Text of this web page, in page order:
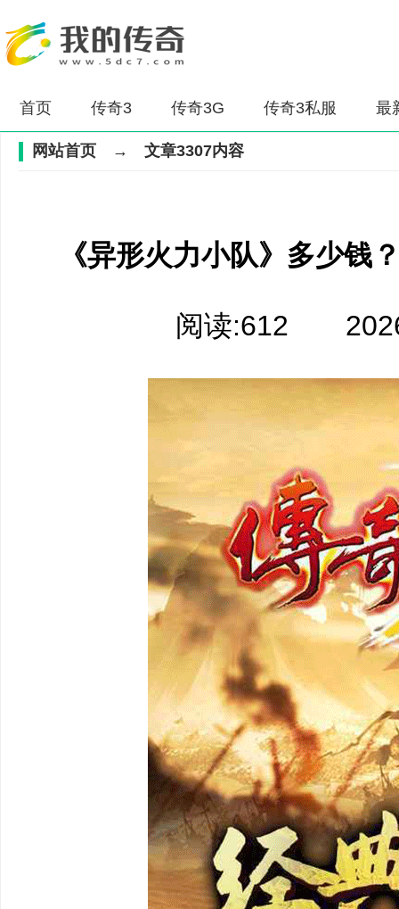
首页 传奇3 传奇3G 传奇3私服 最
网站首页 → 文章3307内容
《异形火力小队》多少钱
阅读:612